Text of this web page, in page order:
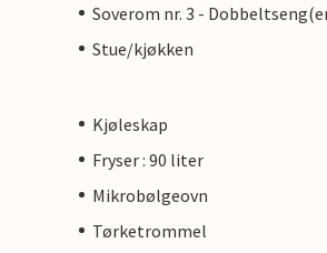
Soverom nr. 3 -
Stue/kjøkken
Kjøleskap
Fryser : 90 liter
Mikrobølgeovn
Tørketrommel